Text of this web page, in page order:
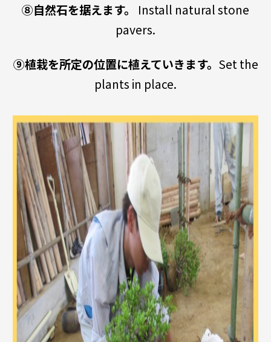
⑧自然石を据えます。
Install natural stone
pavers.
⑨植栽を所定の位置に植えていきます。 Set the
plants in place.